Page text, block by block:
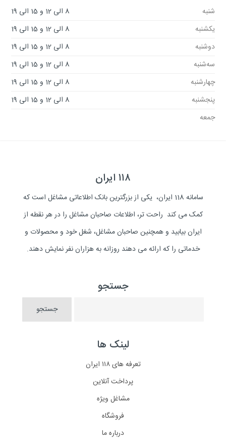
شنبه
8 الی 12 و 15 الی 19
یکشنبه
8 الی 12 و 15 الی 19
دوشنبه
8 الی 12 و 15 الی 19
سه‌شنبه
8 الی 12 و 15 الی 19
چهارشنبه
8 الی 12 و 15 الی 19
پنجشنبه
8 الی 12 و 15 الی 19
جمعه
۱۱۸ ایران
سامانه 118 ایران، یکی از بزرگترین بانک اطلاعاتی مشاغل است که
کمک می کند راحت تر، اطلاعات صاحبان مشاغل را در هر نقطه از
ایران بیابید و همچنین صاحبان مشاغل، شغل خود و محصولات و
خدماتی را که ارائه می دهند روزانه به هزاران نفر نمایش دهند.
جستجو
لینک ها
تعرفه های ۱۱۸ ایران
پرداخت آنلاین
مشاغل ویژه
فروشگاه
درباره ما